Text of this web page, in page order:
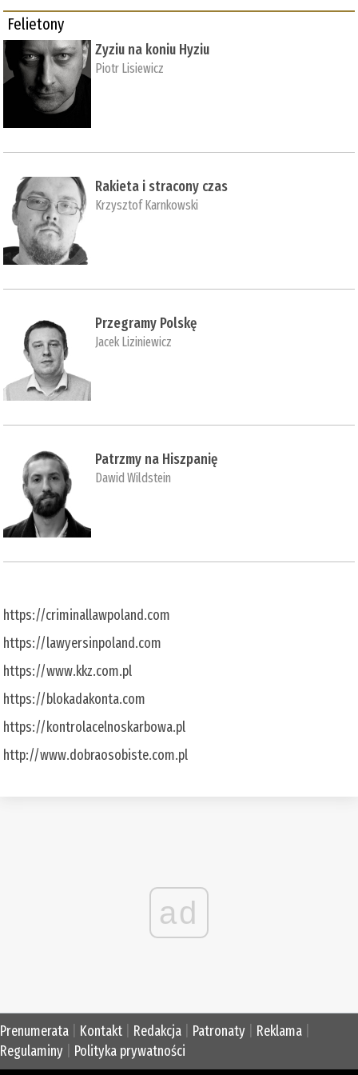
Felietony
Zyziu na koniu Hyziu
Piotr Lisiewicz
Rakieta i stracony czas
Krzysztof Karnkowski
Przegramy Polskę
Jacek Liziniewicz
Patrzmy na Hiszpanię
Dawid Wildstein
https://criminallawpoland.com
https://lawyersinpoland.com
https://www.kkz.com.pl
https://blokadakonta.com
https://kontrolacelnoskarbowa.pl
http://www.dobraosobiste.com.pl
ad
Prenumerata Kontakt Redakcja Patronaty Reklama
Regulaminy
Polityka prywatności